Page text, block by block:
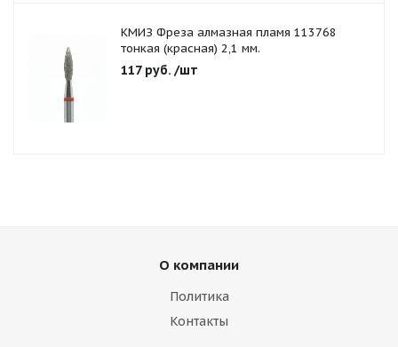
КМИЗ Фреза алмазная пламя 113768
тонкая (красная) 2,1 мм.
117руб. /шт
О компании
Политика
Контакты